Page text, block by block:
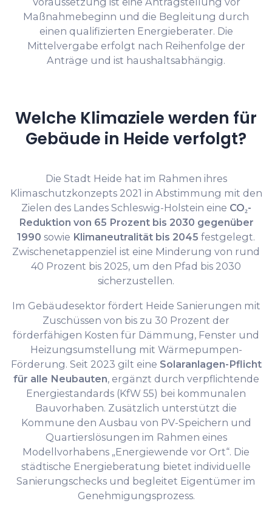
Maßnahmebeginn und die Begleitung durch
einen qualifizierten Energieberater. Die
Mittelvergabe erfolgt nach Reihenfolge der
Anträge und ist haushaltsabhängig.
Welche Klimaziele werden für
Gebäude in Heide verfolgt?
Die Stadt Heide hat im Rahmen ihres
Klimaschutzkonzepts 2021 in Abstimmung mit den
Zielen des Landes Schleswig-Holstein eine CO₂-
Reduktion von 65 Prozent bis 2030 gegenüber
1990 sowie Klimaneutralität bis 2045 festgelegt.
Zwischenetappenziel ist eine Minderung von rund
40 Prozent bis 2025, um den Pfad bis 2030
sicherzustellen.
Im Gebäudesektor fördert Heide Sanierungen mit
Zuschüssen von bis zu 30 Prozent der
förderfähigen Kosten für Dämmung, Fenster und
Heizungsumstellung mit Wärmepumpen-
Förderung. Seit 2023 gilt eine Solaranlagen-Pflicht
für alle Neubauten, ergänzt durch verpflichtende
Energiestandards (KfW 55) bei kommunalen
Bauvorhaben. Zusätzlich unterstützt die
Kommune den Ausbau von PV-Speichern und
Quartierslösungen im Rahmen eines
Modellvorhabens „Energiewende vor Ort“. Die
städtische Energieberatung bietet individuelle
Sanierungschecks und begleitet Eigentümer im
Genehmigungsprozess.